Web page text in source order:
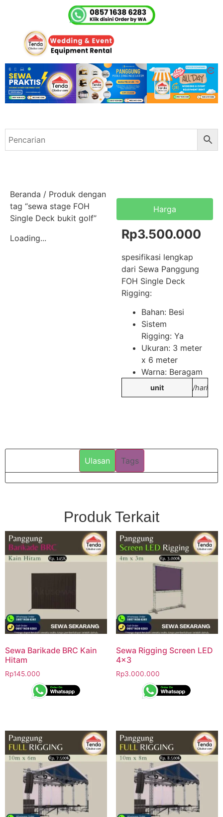
Beranda / Produk dengan
tag “sewa stage FOH
Single Deck bukit golf”
Loading...
Harga
Rp3.500.000
spesifikasi lengkap
dari Sewa Panggung
FOH Single Deck
Rigging:
Bahan: Besi
Sistem
Rigging: Ya
Ukuran: 3 meter
x 6 meter
Warna: Beragam
unit /hari
Ulasan Tags
Produk Terkait
Sewa Barikade BRC Kain
Hitam
Rp145.000
Sewa Rigging Screen LED
4×3
Rp3.000.000